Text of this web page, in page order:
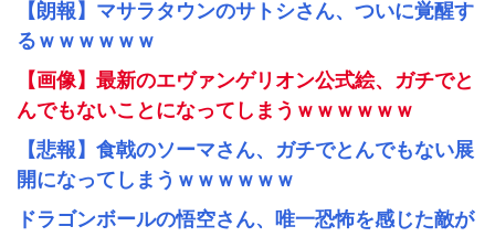
【朗報】マサラタウンのサトシさん、ついに覚醒す
るｗｗｗｗｗｗ
【画像】最新のエヴァンゲリオン公式絵、ガチでと
んでもないことになってしまうｗｗｗｗｗｗ
【悲報】食戟のソーマさん、ガチでとんでもない展
開になってしまうｗｗｗｗｗｗ
ドラゴンボールの悟空さん、唯一恐怖を感じた敵が